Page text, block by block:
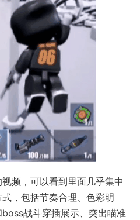
频，可以看到里面几乎集中
，包括节奏合理、色彩明
战斗穿插展示、突出瞄准